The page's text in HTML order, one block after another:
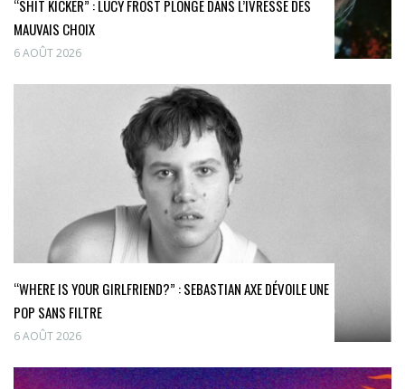
“SHIT KICKER” : LUCY FROST PLONGE DANS L’IVRESSE DES
MAUVAIS CHOIX
6 AOÛT 2026
“WHERE IS YOUR GIRLFRIEND?” : SEBASTIAN AXE DÉVOILE UNE
POP SANS FILTRE
6 AOÛT 2026